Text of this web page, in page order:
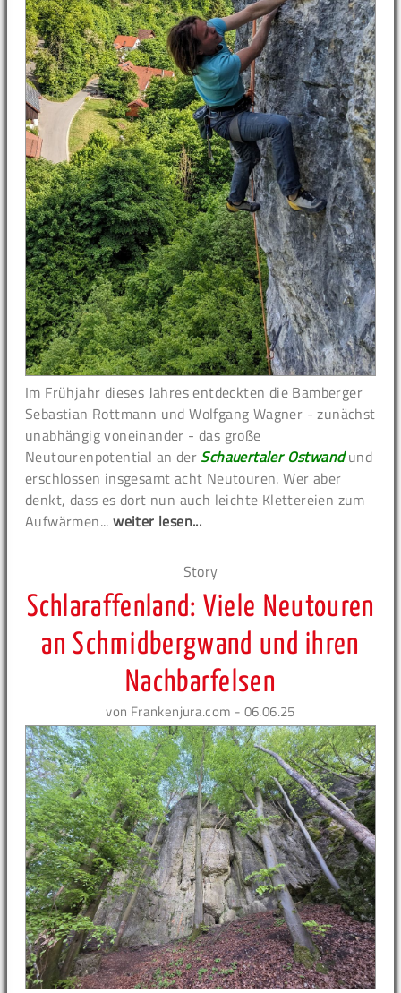
Im Frühjahr dieses Jahres entdeckten die Bamberger
Sebastian Rottmann und Wolfgang Wagner - zunächst
unabhängig voneinander - das große
Neutourenpotential an der Schauertaler Ostwandund
erschlossen insgesamt acht Neutouren. Wer aber
denkt, dass es dort nun auch leichte Klettereien zum
Aufwärmen...weiter lesen...
Story
Schlaraffenland: Viele Neutouren
an Schmidbergwand und ihren
Nachbarfelsen
von Frankenjura.com - 06.06.25